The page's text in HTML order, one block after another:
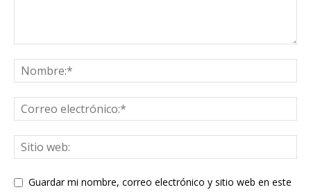
Guardar mi nombre, correo electrónico y sitio web en este